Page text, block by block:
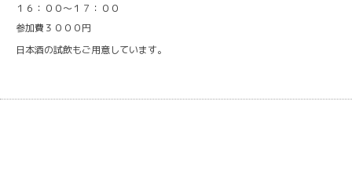
１６：００～１７：００
参加費３０００円
日本酒の試飲もご用意しています。